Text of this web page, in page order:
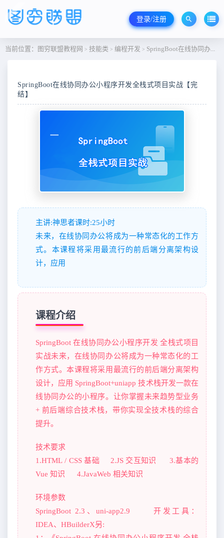
登录/注册
当前位置： 图穷联盟教程网 > 技能类 > 编程开发 > SpringBoot在线协同办公小程序开发全栈式项目实战【完结】
SpringBoot在线协同办公小程序开发全栈式项目实战【完
结】
主讲:神思者课时:25小时
未来，在线协同办公将成为一种常态化的工作方
式。本课程将采用最流行的前后端分离架构设
计，应用
课程介绍
SpringBoot 在线协同办公小程序开发 全栈式项目
实战未来，在线协同办公将成为一种常态化的工
作方式。本课程将采用最流行的前后端分离架构
设计，应用 SpringBoot+uniapp 技术栈开发一款在
线协同办公的小程序。让你掌握未来趋势型业务
+ 前后端综合技术栈，带你实现全技术栈的综合
提升。
技术要求
1.HTML / CSS 基础 2.JS 交互知识 3.基本的
Vue 知识 4.JavaWeb 相关知识
环境参数
SpringBoot 2.3、uni-app2.9 开发工具：
IDEA、HBuilderX另: